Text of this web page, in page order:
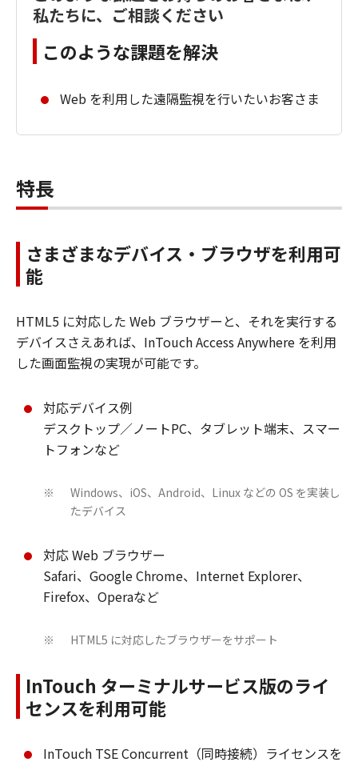
私たちに、ご相談ください
このような課題を解決
Web を利用した遠隔監視を行いたいお客さま
特長
さまざまなデバイス・ブラウザを利用可
能
HTML5 に対応した Web ブラウザーと、それを実行する
デバイスさえあれば、InTouch Access Anywhere を利用
した画面監視の実現が可能です。
対応デバイス例
デスクトップ／ノートPC、タブレット端末、スマー
トフォンなど
※
Windows、iOS、Android、Linux などの OS を実装し
たデバイス
対応 Web ブラウザー
Safari、Google Chrome、Internet Explorer、
Firefox、Operaなど
※ HTML5 に対応したブラウザーをサポート
InTouch ターミナルサービス版のライ
センスを利用可能
InTouch TSE Concurrent（同時接続）ライセンスを